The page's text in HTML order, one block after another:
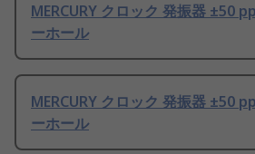
MERCURY クロック 発振器 ±50
ーホール
MERCURY クロック 発振器 ±50
ーホール